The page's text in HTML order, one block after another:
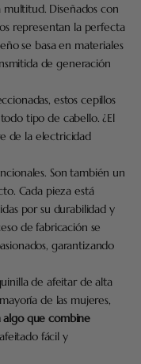
multitud. Diseñados con
representan la perfecta
se basa en materiales
de generación
estos cepillos
tipo de cabello. ¿El
de la electricidad
Son también un
Cada pieza está
por su durabilidad y
de fabricación se
garantizando
de afeitar de alta
de las mujeres,
algo que combine
fácil y